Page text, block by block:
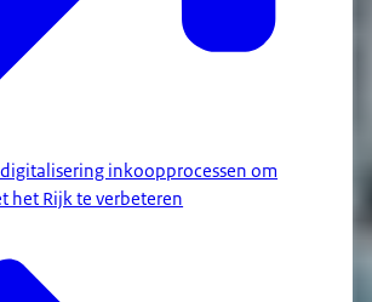
inkoopprocessen om
het Rijk te verbeteren